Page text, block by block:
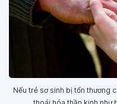
Nếu trẻ sơ sinh bị tổn thương